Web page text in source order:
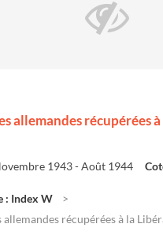
allemandes récupérées
1943 - Août 1944
: Index W
récupérées à la